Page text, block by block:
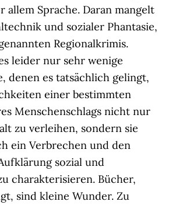
allem Sprache. Daran mangelt
und sozialer Phantasie,
Regionalkrimis.
leider nur sehr wenige
denen es tatsächlich gelingt,
einer bestimmten
Menschenschlags nicht nur
zu verleihen, sondern sie
ein Verbrechen und den
sozial und
charakterisieren. Bücher,
sind kleine Wunder. Zu